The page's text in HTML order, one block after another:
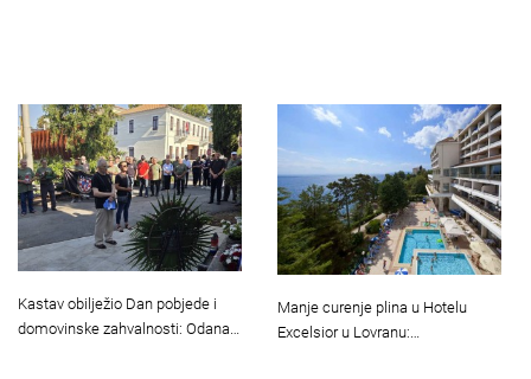
Kastav obilježio Dan pobjede i
domovinske zahvalnosti: Odana…
Manje curenje plina u Hotelu
Excelsior u Lovranu:…